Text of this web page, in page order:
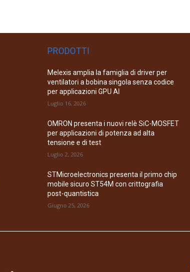
PRODOTTI
Melexis amplia la famiglia di driver per
ventilatori a bobina singola senza codice
per applicazioni GPU AI
Luglio 16, 2026
OMRON presenta i nuovi relè SiC-MOSFET
per applicazioni di potenza ad alta
tensione e di test
Luglio 2, 2026
STMicroelectronics presenta il primo chip
mobile sicuro ST54M con crittografia
post-quantistica
Giugno 25, 2026